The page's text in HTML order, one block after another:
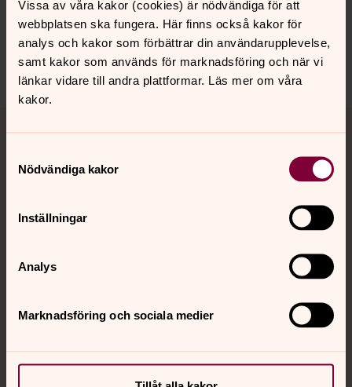
Vissa av våra kakor (cookies) är nödvändiga för att
webbplatsen ska fungera. Här finns också kakor för
analys och kakor som förbättrar din användarupplevelse,
samt kakor som används för marknadsföring och när vi
länkar vidare till andra plattformar. Läs mer om våra
kakor.
Nödvändiga kakor
Inställningar
Analys
Marknadsföring och sociala medier
motala.forsamling@svenskakyrkan.se
Dela
Hitta snabbt
Sociala kanaler